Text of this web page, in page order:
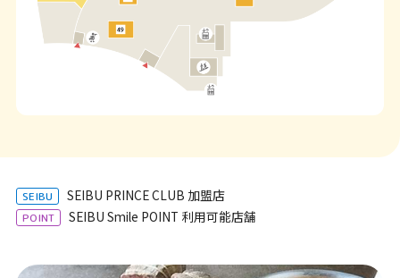
SEIBU SEIBU PRINCE CLUB 加盟店
POINT SEIBU Smile POINT 利用可能店舗